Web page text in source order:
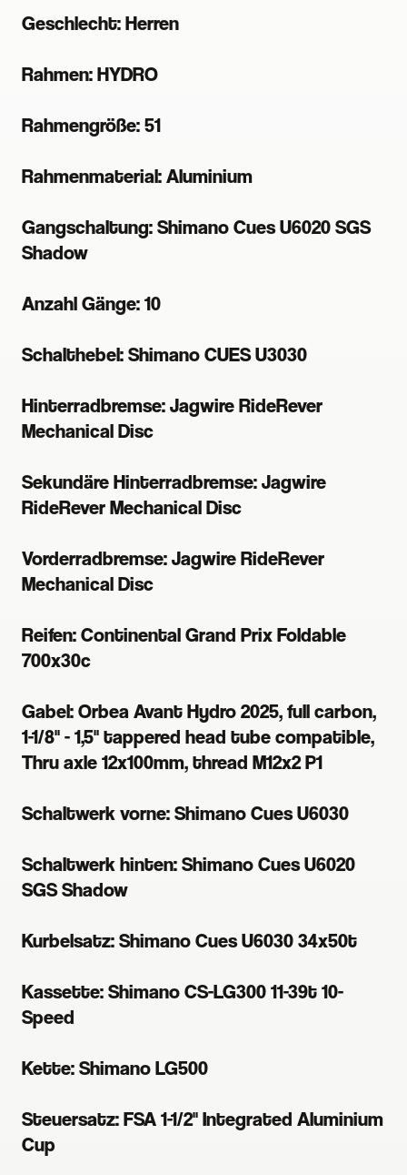
Geschlecht: Herren
Rahmen: HYDRO
Rahmengröße: 51
Rahmenmaterial: Aluminium
Gangschaltung: Shimano Cues U6020 SGS
Shadow
Anzahl Gänge: 10
Schalthebel: Shimano CUES U3030
Hinterradbremse: Jagwire RideRever
Mechanical Disc
Sekundäre Hinterradbremse: Jagwire
RideRever Mechanical Disc
Vorderradbremse: Jagwire RideRever
Mechanical Disc
Reifen: Continental Grand Prix Foldable
700x30c
Gabel: Orbea Avant Hydro 2025, full carbon,
1-1/8" - 1,5" tappered head tube compatible,
Thru axle 12x100mm, thread M12x2 P1
Schaltwerk vorne: Shimano Cues U6030
Schaltwerk hinten: Shimano Cues U6020
SGS Shadow
Kurbelsatz: Shimano Cues U6030 34x50t
Kassette: Shimano CS-LG300 11-39t 10-
Speed
Kette: Shimano LG500
Steuersatz: FSA 1-1/2" Integrated Aluminium
Cup